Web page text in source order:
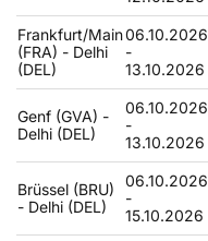
Frankfurt/Main
(FRA) - Delhi
(DEL)
06.10.2026
-
13.10.2026
Genf (GVA) -
Delhi (DEL)
06.10.2026
-
13.10.2026
Brüssel (BRU)
- Delhi (DEL)
06.10.2026
-
15.10.2026